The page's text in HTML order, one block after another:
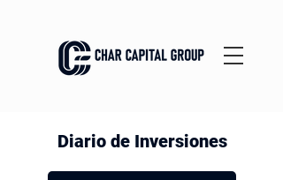
Diario de Inversiones